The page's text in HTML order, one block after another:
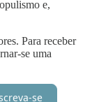
e,
Para receber
se uma
se